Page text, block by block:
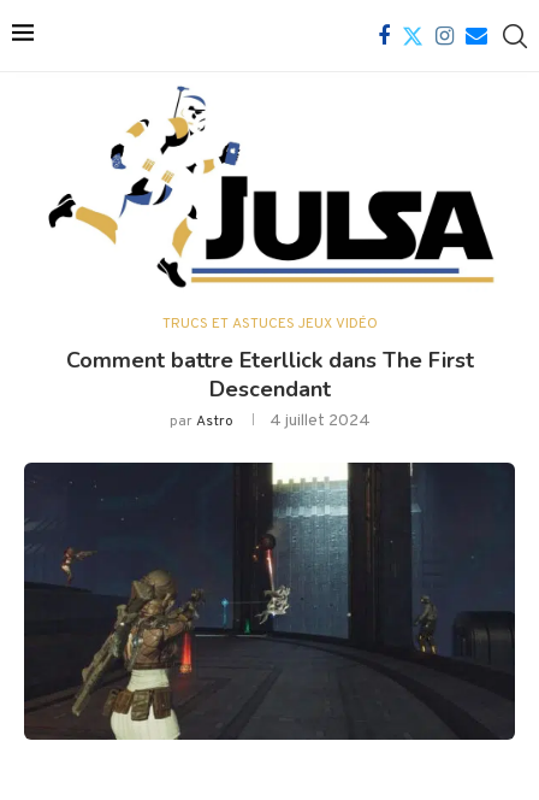
TRUCS ET ASTUCES JEUX VIDÉO
Comment battre Eterllick dans The First
Descendant
parAstro 4 juillet 2024